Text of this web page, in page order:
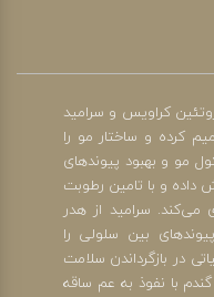
کراویس و سرامید
کرده و ساختار مو را
مو و بهبود پیوند‌های
داده و با تامین رطوبت
می‌کند. سرامید از هدر
بین سلولی را
در بازگرداندن سلامت
با نفوذ به عم ساقه